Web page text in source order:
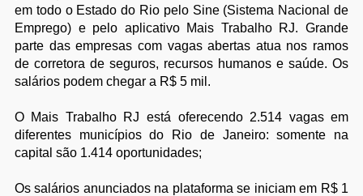
em todo o Estado do Rio pelo Sine (Sistema Nacional de
Emprego) e pelo aplicativo Mais Trabalho RJ. Grande
parte das empresas com vagas abertas atua nos ramos
de corretora de seguros, recursos humanos e saúde. Os
salários podem chegar a R$ 5 mil.
O Mais Trabalho RJ está oferecendo 2.514 vagas em
diferentes municípios do Rio de Janeiro: somente na
capital são 1.414 oportunidades;
Os salários anunciados na plataforma se iniciam em R$ 1